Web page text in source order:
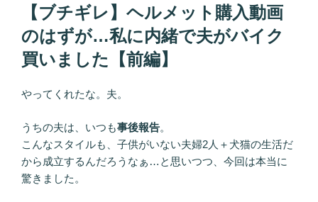
【ブチギレ】ヘルメット購入動画
のはずが…私に内緒で夫がバイク
買いました【前編】
やってくれたな。夫。
うちの夫は、いつも事後報告。
こんなスタイルも、子供がいない夫婦2人＋犬猫の生活だ
から成立するんだろうなぁ…と思いつつ、今回は本当に
驚きました。